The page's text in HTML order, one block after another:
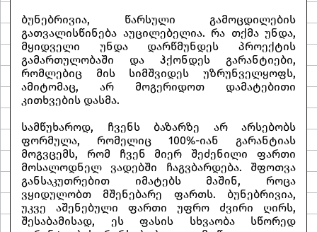
ბუნებრივია, წარსული გამოცდილების
გათვალისწინება აუცილებელია. რა თქმა უნდა,
მყიდველი უნდა დარწმუნდეს პროექტის
გამართულობაში და ჰქონდეს გარანტიები,
რომლებიც მის სიმშვიდეს უზრუნველყოფს,
ამიტომაც, არ მოგერიდოთ დამატებითი
კითხვების დასმა.
სამწუხაროდ, ჩვენს ბაზარზე არ არსებობს
ფორმულა, რომელიც 100%-იან გარანტიას
მოგვცემს, რომ ჩვენ მიერ შეძენილი ფართი
მოსალოდნელ ვადებში ჩაგვბარდება. შფოთვა
განსაკუთრებით იმატებს მაშინ, როცა
ვყიდულობთ მშენებარე ფართს. ბუნებრივია,
უკვე აშენებული ფართი უფრო ძვირი ღირს,
შესაბამისად, ეს ფასის სხვაობა სწორედ